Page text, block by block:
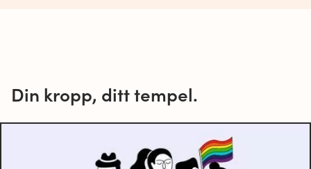
Din kropp, ditt tempel.